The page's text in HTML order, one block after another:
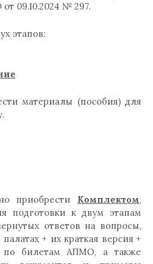
09.10.2024 № 297.
этапов:
материалы (пособия) для
приобрести Комплектом,
подготовки к двум этапам
ответов на вопросы,
+ их краткая версия +
по билетам АПМО, а также